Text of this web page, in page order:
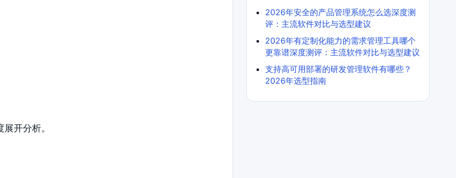
开分析。
2026年安全的产品管理系统怎么选深度测
评：主流软件对比与选型建议
2026年有定制化能力的需求管理工具哪个
更靠谱深度测评：主流软件对比与选型建议
支持高可用部署的研发管理软件有哪些？
2026年选型指南